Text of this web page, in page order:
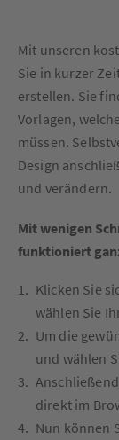
Mit unseren
Sie in kurzer
erstellen. Sie
Vorlagen,
müssen.
Design
und verändern.
Mit wenigen
funktioniert
Klicken Sie
wählen Sie
Um die
und wählen
direkt im
Nun können